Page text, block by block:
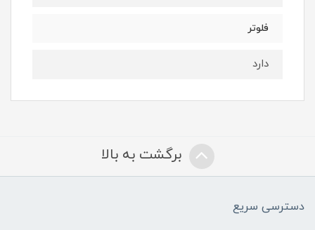
فلوتر
دارد
برگشت به بالا
دسترسی سریع